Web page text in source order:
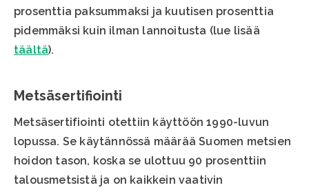
prosenttia paksummaksi ja kuutisen prosenttia
pidemmäksi kuin ilman lannoitusta (lue lisää
täältä).
Metsäsertifiointi
Metsäsertifiointi otettiin käyttöön 1990-luvun
lopussa. Se käytännössä määrää Suomen metsien
hoidon tason, koska se ulottuu 90 prosenttiin
talousmetsistä ja on kaikkein vaativin